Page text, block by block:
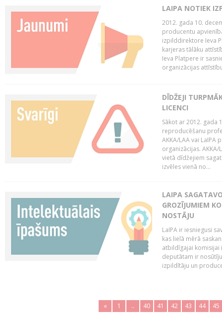
LAIPA NOTIEK
2012. gada 10.
producentu
izpilddirektore Ieva
karjeras tālāku
Ieva Platpere ir
organizācijas
DĪDŽEJI
LICENCI
Sākot ar 2012. gada
reproducēšanu
AKKA/LAA vai LaIPA
organizācijas.
vietā dīdžejiem
izvēles vienā no...
LAIPA
GROZĪJUMIEM
NOSTĀJU
LaIPA ir iesniegusi
kas lielā mērā
atbildīgajai komisijai
deputātam ir
izpildītāju un
« 1 .. 40 41 42 43 44 45